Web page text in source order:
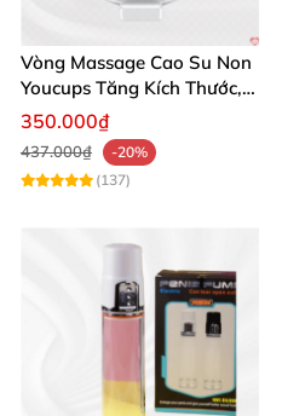
Vòng Massage Cao Su Non
Youcups Tăng Kích Thước,
Thoải Mái Sảng Khoái
350.000₫
437.000₫
-20%
(137)